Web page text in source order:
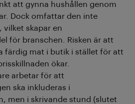
att gynna hushållen genom
Dock omfattar den inte
vilket skapar en
för branschen. Risken är att
färdig mat i butik i stället för att
ökar.
arbetar för att
ska inkluderas i
men i skrivande stund (slutet